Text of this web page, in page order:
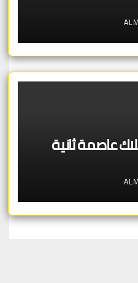
عاصمة ثانية